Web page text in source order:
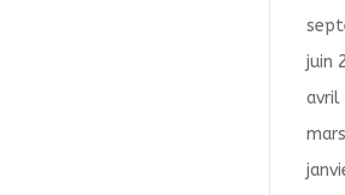
juin
avril